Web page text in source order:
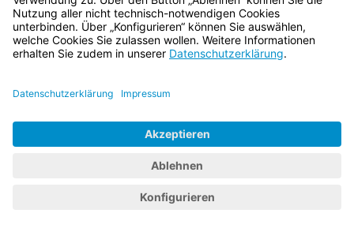
BayernPortal
Datenschutz
Impressum